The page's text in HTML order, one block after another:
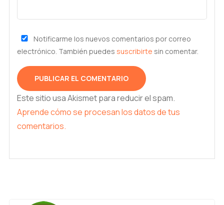
Notificarme los nuevos comentarios por correo
electrónico. También puedes suscribirte sin comentar.
Este sitio usa Akismet para reducir el spam.
Aprende cómo se procesan los datos de tus
comentarios.